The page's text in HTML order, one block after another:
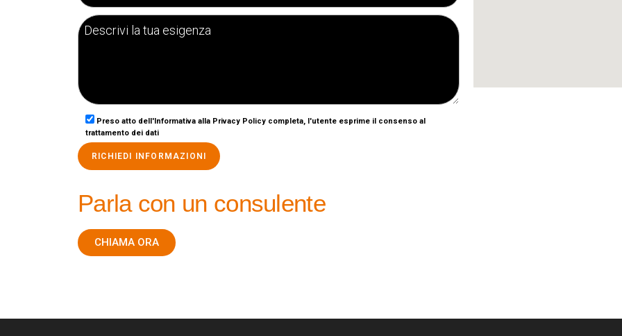
Preso atto dell'Informativa alla Privacy Policy completa, l'utente esprime il consenso al
trattamento dei dati
Parla con un consulente
CHIAMA ORA